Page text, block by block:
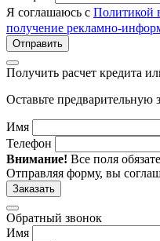
Я соглашаюсь с Политикой
получение рекламно-
Отправить
Получить расчет кредита
Оставьте
Имя
Телефон
Внимание! Все поля
Отправляя форму, вы
Заказать
Обратный звонок
Имя